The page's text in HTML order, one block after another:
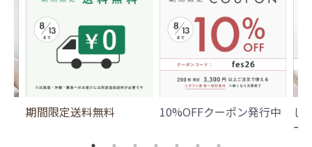
期間限定送料無料 10%OFFクーポン発行中
じ
ー